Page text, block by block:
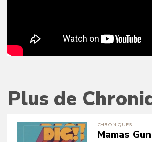
Plus de
CHRONIQUES
Mamas